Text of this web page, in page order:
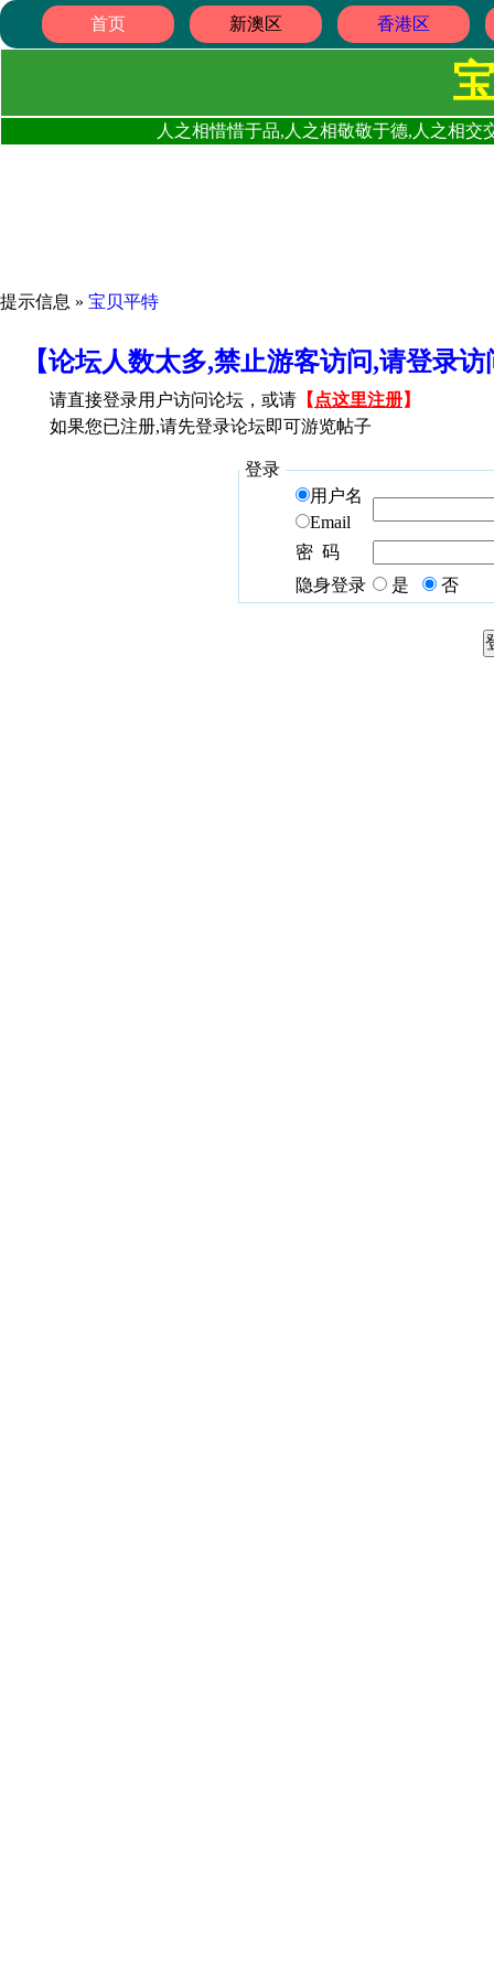
首页 新澳区 香港区
人之相惜惜于品,人之相敬敬于德,人之相
提示信息 » 宝贝平特
【论坛人数太多,禁止游客访问,请登录
请直接登录用户访问论坛，或请 【 点这里注册】
如果您已注册,请先登录论坛即可游览帖子
登录
用户名
Email
密 码
隐身登录
是 否